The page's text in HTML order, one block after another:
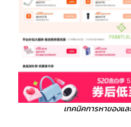
เทคนิคการหาของแล